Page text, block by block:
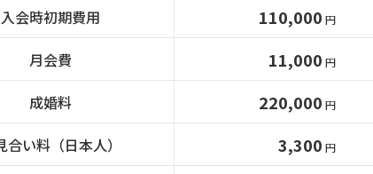
入会時初期費用 110,000 円
月会費 11,000 円
成婚料 220,000 円
合い料（日本人） 3,300 円